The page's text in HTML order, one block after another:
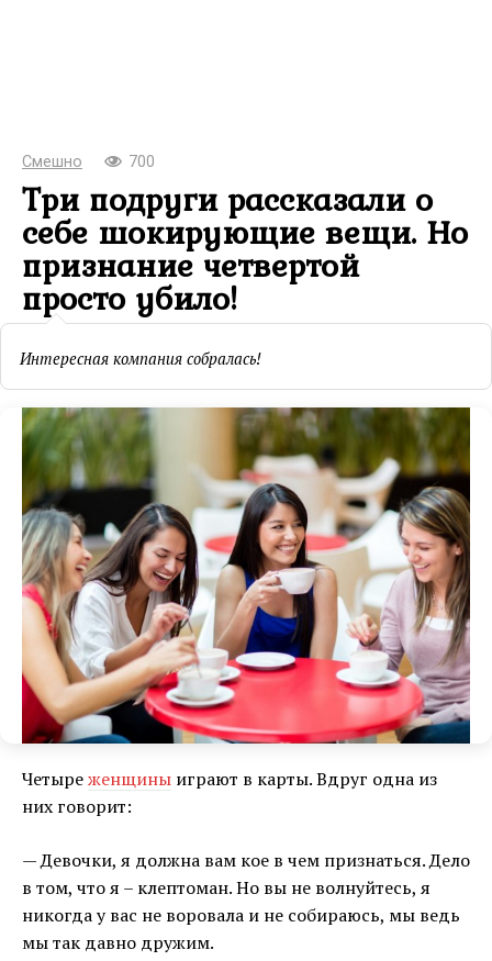
Смешно 700
Три подруги рассказали о
себе шокирующие вещи. Но
признание четвертой
просто убило!
Интересная компания собралась!
Четыреженщины играют в карты. Вдруг одна из
них говорит:
— Девочки, я должна вам кое в чем признаться. Дело
в том, что я – клептоман. Но вы не волнуйтесь, я
никогда у вас не воровала и не собираюсь, мы ведь
мы так давно дружим.